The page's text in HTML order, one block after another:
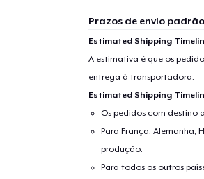
Prazos de envio padrão
Estimated Shipping
A estimativa é que os
entrega à transportadora.
Estimated Shipping
Os pedidos com destino
Para França, Alemanha,
produção.
Para todos os outros